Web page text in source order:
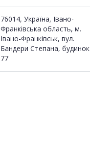
76014, Україна, Івано-
Франківська область, м.
Івано-Франківськ, вул.
Бандери Степана, будинок
77